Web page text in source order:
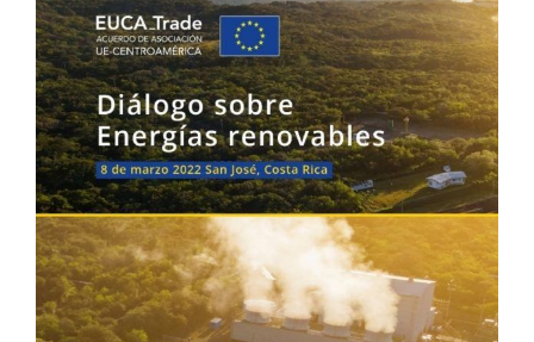
imagen
más
grande